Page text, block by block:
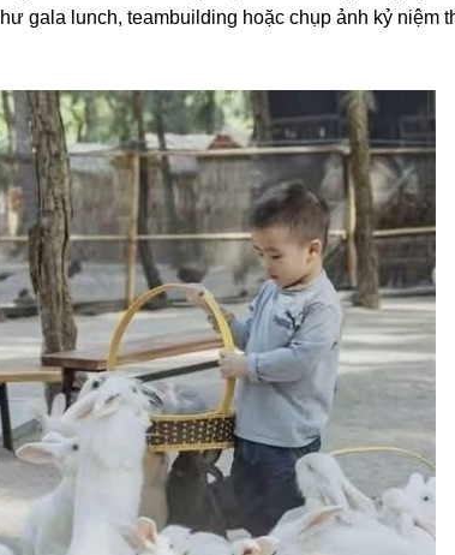
gala lunch, teambuilding hoặc chụp ảnh kỷ niệm